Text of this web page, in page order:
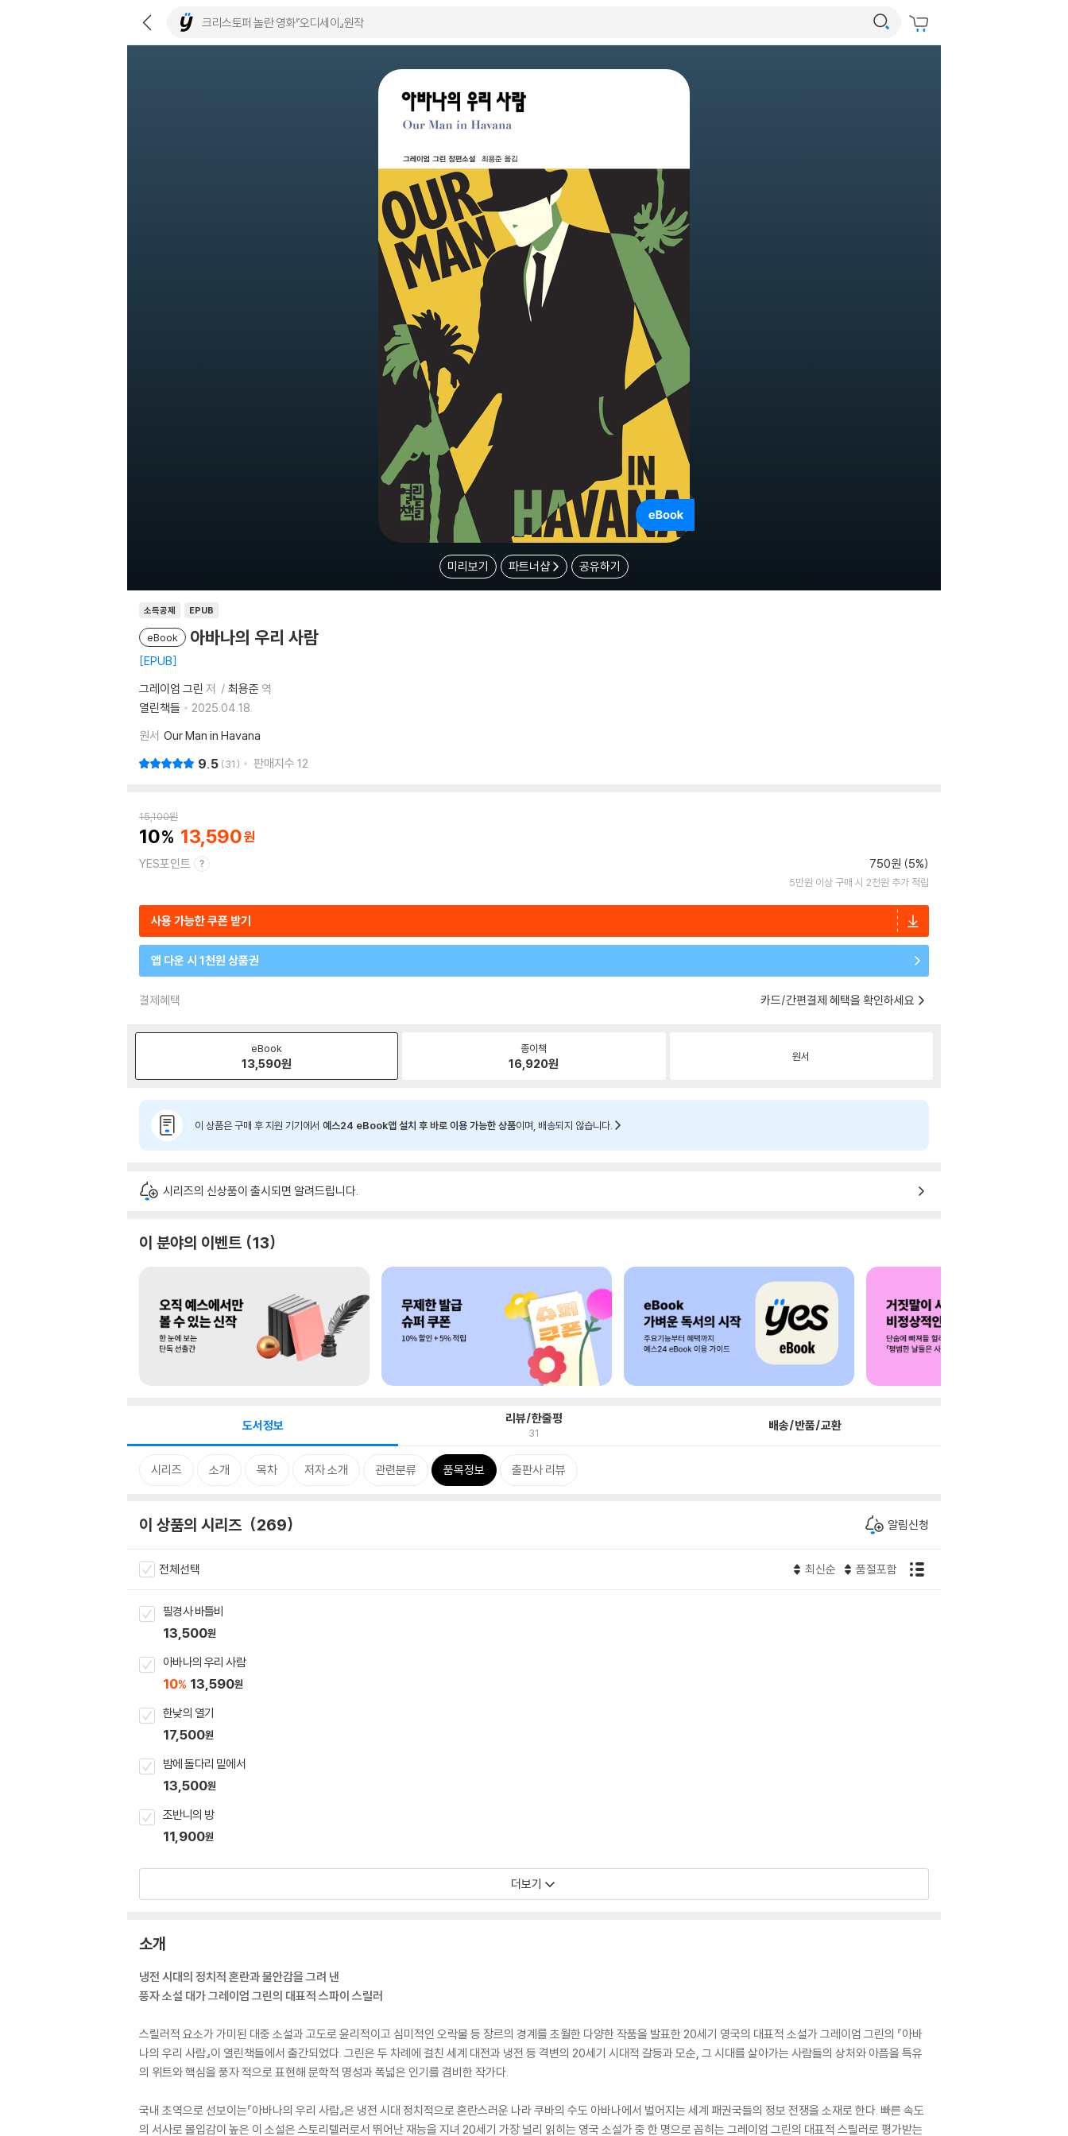
미리보기 파트너샵 공유하기
소득공제 EPUB
eBook 아바나의 우리 사람
EPUB
그레이엄 그린 저 최용준 역
열린책들
2025.04.18.
원서 Our Man in Havana
9.5 31 판매지수 12
15,100원
10 13,590
YES포인트 750원 (5%)
5만원 이상 구매 시 2천원 추가 적립
사용 가능한 쿠폰 받기
앱 다운 시 1천원 상품권
결제혜택 카드/간편결제 혜택을 확인하세요
eBook
13,590원
종이책
16,920원 원서
이 상품은 구매 후 지원 기기에서 예스24 eBook앱 설치 후 바로 이용 가능한 상품이며, 배송되지 않습니다.
시리즈의 신상품이 출시되면 알려드립니다.
이 분야의 이벤트 13
도서정보 리뷰/한줄평
31 배송/반품/교환
시리즈 소개 목차 저자 소개 관련분류 품목정보 출판사 리뷰
이 상품의 시리즈 269 알림신청
전체선택 최신순 품절포함
필경사 바틀비
13,500원
아바나의 우리 사람
10% 13,590원
한낮의 열기
17,500원
밤에 돌다리 밑에서
13,500원
조반니의 방
11,900원
더보기
소개
냉전 시대의 정치적 혼란과 불안감을 그려 낸
풍자 소설 대가 그레이엄 그린의 대표적 스파이 스릴러
스릴러적 요소가 가미된 대중 소설과 고도로 윤리적이고 심미적인 오락물 등 장르의 경계를 초월한 다양한 작품을 발표한 20세기 영국의 대표적 소설가 그레이엄 그린의 『아바
나의 우리 사람』이 열린책들에서 출간되었다. 그린은 두 차례에 걸친 세계 대전과 냉전 등 격변의 20세기 시대적 갈등과 모순, 그 시대를 살아가는 사람들의 상처와 아픔을 특유
의 위트와 핵심을 풍자 적으로 표현해 문학적 명성과 폭넓은 인기를 겸비한 작가다.
국내 초역으로 선보이는『아바나의 우리 사람』은 냉전 시대 정치적으로 혼란스러운 나라 쿠바의 수도 아바나에서 벌어지는 세계 패권국들의 정보 전쟁을 소재로 한다. 빠른 속도
의 서사로 몰입감이 높은 이 소설은 스토리텔러로서 뛰어난 재능을 지녀 20세기 가장 널리 읽히는 영국 소설가 중 한 명으로 꼽히는 그레이엄 그린의 대표적 스릴러로 평가받는